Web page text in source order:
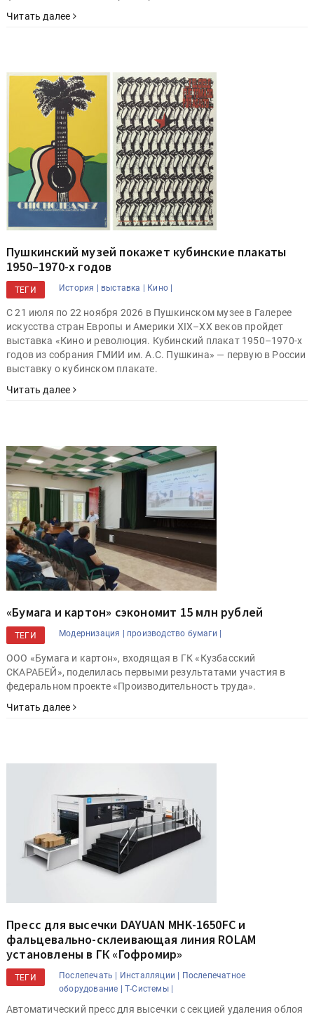
Читать далее
Пушкинский музей покажет кубинские плакаты
1950–1970-х годов
ТЕГИ История | выставка | Кино |
С 21 июля по 22 ноября 2026 в Пушкинском музее в Галерее
искусства стран Европы и Америки XIX–XX веков пройдет
выставка «Кино и революция. Кубинский плакат 1950–1970-х
годов из собрания ГМИИ им. А.С. Пушкина» — первую в России
выставку о кубинском плакате.
Читать далее
«Бумага и картон» сэкономит 15 млн рублей
ТЕГИ Модернизация | производство бумаги |
ООО «Бумага и картон», входящая в ГК «Кузбасский
СКАРАБЕЙ», поделилась первыми результатами участия в
федеральном проекте «Производительность труда».
Читать далее
Пресс для высечки DAYUAN MHK-1650FC и
фальцевально-склеивающая линия ROLAM
установлены в ГК «Гофромир»
ТЕГИ Послепечать | Инсталляции | Послепечатное
оборудование | Т-Системы |
Автоматический пресс для высечки с секцией удаления облоя